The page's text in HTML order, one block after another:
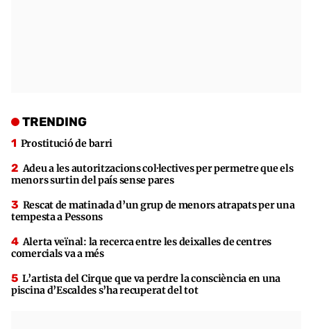
TRENDING
Prostitució de barri
Adeu a les autoritzacions col·lectives per permetre que els
menors surtin del país sense pares
Rescat de matinada d’un grup de menors atrapats per una
tempesta a Pessons
Alerta veïnal: la recerca entre les deixalles de centres
comercials va a més
L’artista del Cirque que va perdre la consciència en una
piscina d’Escaldes s’ha recuperat del tot